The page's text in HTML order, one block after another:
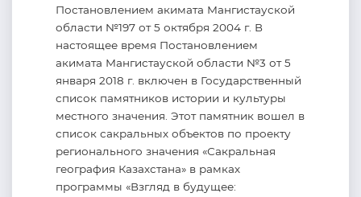
Постановлением акимата Мангистауской
области №197 от 5 октября 2004 г. В
настоящее время Постановлением
акимата Мангистауской области №3 от 5
января 2018 г. включен в Государственный
список памятников истории и культуры
местного значения. Этот памятник вошел в
список сакральных объектов по проекту
регионального значения «Сакральная
география Казахстана» в рамках
программы «Взгляд в будущее: